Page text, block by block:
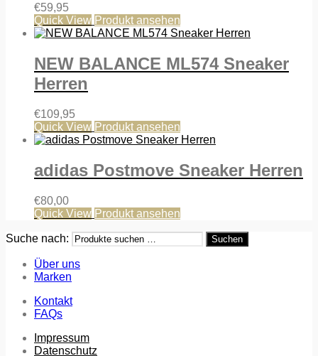
€59,95
Quick View Produkt ansehen
NEW BALANCE ML574 Sneaker
Herren
€109,95
Quick View Produkt ansehen
adidas Postmove Sneaker Herren
€80,00
Quick View Produkt ansehen
Suche nach: Suchen
Über uns
Marken
Kontakt
FAQs
Impressum
Datenschutz